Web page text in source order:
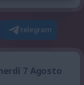
telegram
7 Agosto